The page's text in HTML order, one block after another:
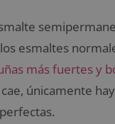
esmaltes
más fuertes y
únicamente